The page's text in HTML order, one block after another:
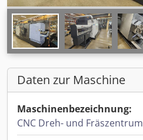
Daten zur Maschine
Maschinenbezeichnung:
CNC Dreh- und Fräszentrum